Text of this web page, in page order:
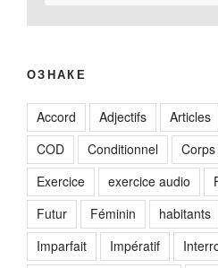
ОЗНАКЕ
Accord Adjectifs Articles
COD
Conditionnel
Exercice
exercice audio
Futur
Féminin habitants
Imparfait
Impératif